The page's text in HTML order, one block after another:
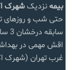
بیمهنزدیکشهرک
حتی شب و روزهای
اقش مهمی در
غرب تهران (شهرک